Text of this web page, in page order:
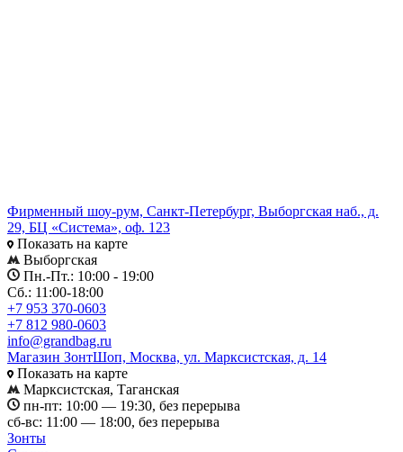
Фирменный шоу-рум, Санкт-Петербург, Выборгская наб., д.
29, БЦ «Система», оф. 123
Показать на карте
Выборгская
Пн.-Пт.: 10:00 - 19:00
Сб.: 11:00-18:00
+7 953 370-0603
+7 812 980-0603
info@grandbag.ru
Магазин ЗонтШоп, Москва, ул. Марксистская, д. 14
Показать на карте
Марксистская, Таганская
пн-пт: 10:00 — 19:30, без перерыва
сб-вс: 11:00 — 18:00, без перерыва
Зонты